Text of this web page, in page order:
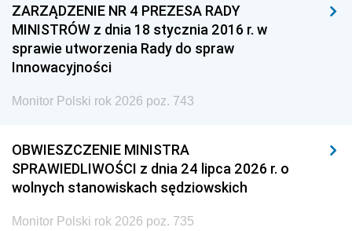
ZARZĄDZENIE NR 4 PREZESA RADY
MINISTRÓW z dnia 18 stycznia 2016 r. w
sprawie utworzenia Rady do spraw
Innowacyjności
Monitor Polski rok 2026 poz. 743
OBWIESZCZENIE MINISTRA
SPRAWIEDLIWOŚCI z dnia 24 lipca 2026 r. o
wolnych stanowiskach sędziowskich
Monitor Polski rok 2026 poz. 735